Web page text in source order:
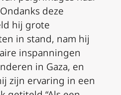
deze
hij grote
in stand, nam hij
inspanningen
in Gaza, en
zijn ervaring in een